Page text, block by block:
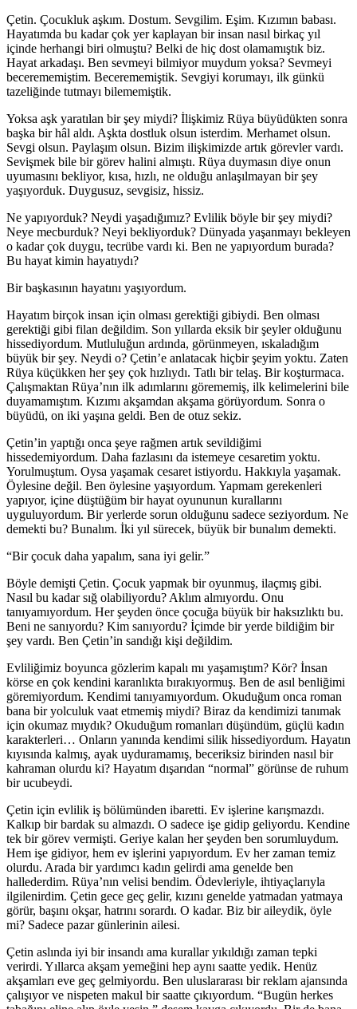
Çetin. Çocukluk aşkım. Dostum. Sevgilim. Eşim. Kızımın babası.
Hayatımda bu kadar çok yer kaplayan bir insan nasıl birkaç yıl
içinde herhangi biri olmuştu? Belki de hiç dost olamamıştık biz.
Hayat arkadaşı. Ben sevmeyi bilmiyor muydum yoksa? Sevmeyi
becerememiştim. Becerememiştik. Sevgiyi korumayı, ilk günkü
tazeliğinde tutmayı bilememiştik.
Yoksa aşk yaratılan bir şey miydi? İlişkimiz Rüya büyüdükten sonra
başka bir hâl aldı. Aşkta dostluk olsun isterdim. Merhamet olsun.
Sevgi olsun. Paylaşım olsun. Bizim ilişkimizde artık görevler vardı.
Sevişmek bile bir görev halini almıştı. Rüya duymasın diye onun
uyumasını bekliyor, kısa, hızlı, ne olduğu anlaşılmayan bir şey
yaşıyorduk. Duygusuz, sevgisiz, hissiz.
Ne yapıyorduk? Neydi yaşadığımız? Evlilik böyle bir şey miydi?
Neye mecburduk? Neyi bekliyorduk? Dünyada yaşanmayı bekleyen
o kadar çok duygu, tecrübe vardı ki. Ben ne yapıyordum burada?
Bu hayat kimin hayatıydı?
Bir başkasının hayatını yaşıyordum.
Hayatım birçok insan için olması gerektiği gibiydi. Ben olması
gerektiği gibi filan değildim. Son yıllarda eksik bir şeyler olduğunu
hissediyordum. Mutluluğun ardında, görünmeyen, ıskaladığım
büyük bir şey. Neydi o? Çetin’e anlatacak hiçbir şeyim yoktu. Zaten
Rüya küçükken her şey çok hızlıydı. Tatlı bir telaş. Bir koşturmaca.
Çalışmaktan Rüya’nın ilk adımlarını görememiş, ilk kelimelerini bile
duyamamıştım. Kızımı akşamdan akşama görüyordum. Sonra o
büyüdü, on iki yaşına geldi. Ben de otuz sekiz.
Çetin’in yaptığı onca şeye rağmen artık sevildiğimi
hissedemiyordum. Daha fazlasını da istemeye cesaretim yoktu.
Yorulmuştum. Oysa yaşamak cesaret istiyordu. Hakkıyla yaşamak.
Öylesine değil. Ben öylesine yaşıyordum. Yapmam gerekenleri
yapıyor, içine düştüğüm bir hayat oyununun kurallarını
uyguluyordum. Bir yerlerde sorun olduğunu sadece seziyordum. Ne
demekti bu? Bunalım. İki yıl sürecek, büyük bir bunalım demekti.
“Bir çocuk daha yapalım, sana iyi gelir.”
Böyle demişti Çetin. Çocuk yapmak bir oyunmuş, ilaçmış gibi.
Nasıl bu kadar sığ olabiliyordu? Aklım almıyordu. Onu
tanıyamıyordum. Her şeyden önce çocuğa büyük bir haksızlıktı bu.
Beni ne sanıyordu? Kim sanıyordu? İçimde bir yerde bildiğim bir
şey vardı. Ben Çetin’in sandığı kişi değildim.
Evliliğimiz boyunca gözlerim kapalı mı yaşamıştım? Kör? İnsan
körse en çok kendini karanlıkta bırakıyormuş. Ben de asıl benliğimi
göremiyordum. Kendimi tanıyamıyordum. Okuduğum onca roman
bana bir yolculuk vaat etmemiş miydi? Biraz da kendimizi tanımak
için okumaz mıydık? Okuduğum romanları düşündüm, güçlü kadın
karakterleri… Onların yanında kendimi silik hissediyordum. Hayatın
kıyısında kalmış, ayak uyduramamış, beceriksiz birinden nasıl bir
kahraman olurdu ki? Hayatım dışarıdan “normal” görünse de ruhum
bir ucubeydi.
Çetin için evlilik iş bölümünden ibaretti. Ev işlerine karışmazdı.
Kalkıp bir bardak su almazdı. O sadece işe gidip geliyordu. Kendine
tek bir görev vermişti. Geriye kalan her şeyden ben sorumluydum.
Hem işe gidiyor, hem ev işlerini yapıyordum. Ev her zaman temiz
olurdu. Arada bir yardımcı kadın gelirdi ama genelde ben
hallederdim. Rüya’nın velisi bendim. Ödevleriyle, ihtiyaçlarıyla
ilgilenirdim. Çetin gece geç gelir, kızını genelde yatmadan yatmaya
görür, başını okşar, hatrını sorardı. O kadar. Biz bir aileydik, öyle
mi? Sadece pazar günlerinin ailesi.
Çetin aslında iyi bir insandı ama kurallar yıkıldığı zaman tepki
verirdi. Yıllarca akşam yemeğini hep aynı saatte yedik. Henüz
akşamları eve geç gelmiyordu. Ben uluslararası bir reklam ajansında
çalışıyor ve nispeten makul bir saatte çıkıyordum. “Bugün herkes